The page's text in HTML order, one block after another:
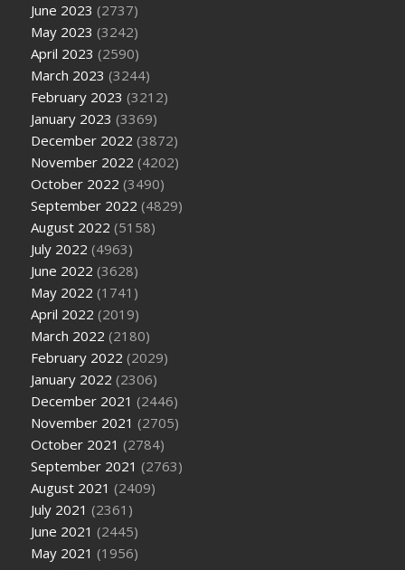
June 2023 (2737)
May 2023 (3242)
April 2023 (2590)
March 2023 (3244)
February 2023 (3212)
January 2023 (3369)
December 2022 (3872)
November 2022 (4202)
October 2022 (3490)
September 2022 (4829)
August 2022 (5158)
July 2022 (4963)
June 2022 (3628)
May 2022 (1741)
April 2022 (2019)
March 2022 (2180)
February 2022 (2029)
January 2022 (2306)
December 2021 (2446)
November 2021 (2705)
October 2021 (2784)
September 2021 (2763)
August 2021 (2409)
July 2021 (2361)
June 2021 (2445)
May 2021 (1956)